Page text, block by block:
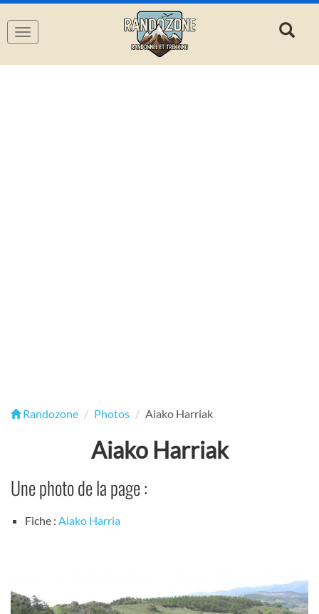
Navigation
Randozone Photos Aiako Harriak
Aiako Harriak
Une photo de la page :
Fiche : Aiako Harria